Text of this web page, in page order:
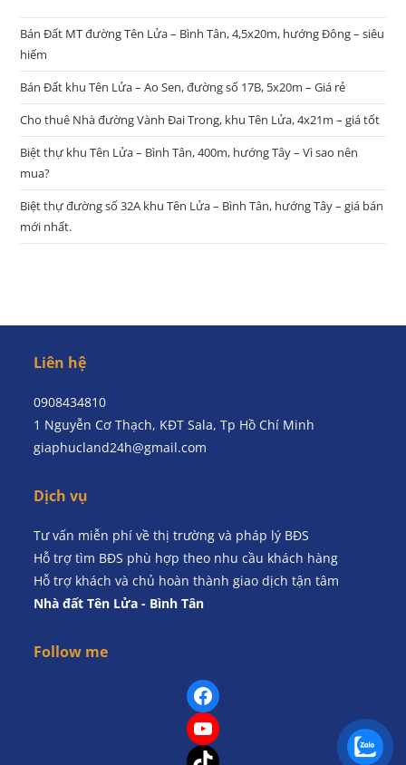
Bán Đất MT đường Tên Lửa – Bình Tân, 4,5x20m, hướng Đông – siêu
hiếm
Bán Đất khu Tên Lửa – Ao Sen, đường số 17B, 5x20m – Giá rẻ
Cho thuê Nhà đường Vành Đai Trong, khu Tên Lửa, 4x21m – giá tốt
Biệt thự khu Tên Lửa – Bình Tân, 400m, hướng Tây – Vì sao nên
mua?
Biệt thự đường số 32A khu Tên Lửa – Bình Tân, hướng Tây – giá bán
mới nhất.
Liên hệ
0908434810
1 Nguyễn Cơ Thạch, KĐT Sala, Tp Hồ Chí Minh
giaphucland24h@gmail.com
Dịch vụ
Tư vấn miễn phí về thị trường và pháp lý BĐS
Hỗ trợ tìm BĐS phù hợp theo nhu cầu khách hàng
Hỗ trợ khách và chủ hoàn thành giao dịch tận tâm
Nhà đất Tên Lửa - Bình Tân
Follow me
Facebook
YouTube
TikTok